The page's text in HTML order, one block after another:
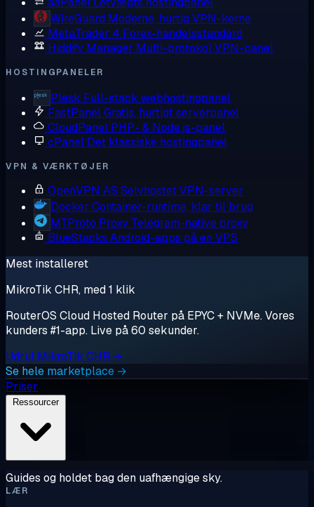
WireGuard Moderne, hurtig VPN-kerne
MetaTrader 4 Forex-handelsstandard
Hiddify Manager Multi-protokol VPN-panel
HOSTINGPANELER
Plesk Full-stack webhostingpanel
FastPanelGratis, hurtigt serverpanel
CloudPanel PHP- & Node.js-panel
cPanel Det klassiske hostingpanel
VPN & VÆRKTØJER
OpenVPN AS Selvhostet VPN-server
Docker Container-runtime, klar til brug
MTProto Proxy Telegram-native proxy
BlueStacks Android-apps på en VPS
Mest installeret
MikroTik CHR, med 1 klik
RouterOS Cloud Hosted Router på EPYC + NVMe. Vores
kunders #1-app. Live på 60 sekunder.
Udrul MikroTik CHR →
Se hele marketplace →
Priser
Ressourcer
Guides og holdet bag den uafhængige sky.
LÆR